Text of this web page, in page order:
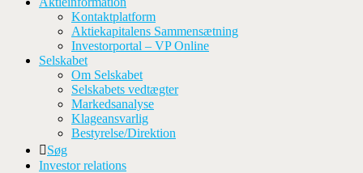
Kontaktplatform
Aktiekapitalens Sammensætning
Investorportal – VP Online
Selskabet
Om Selskabet
Selskabets vedtægter
Markedsanalyse
Klageansvarlig
Bestyrelse/Direktion
Søg
Investor relations